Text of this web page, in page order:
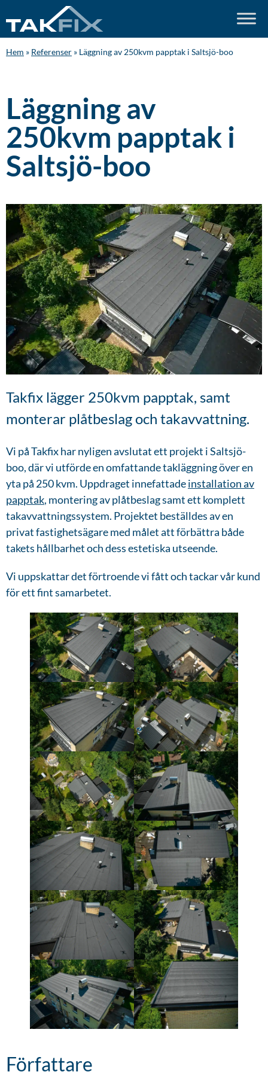
Hem » Referenser » Läggning av 250kvm papptak i Saltsjö-boo
Läggning av
250kvm papptak i
Saltsjö-boo
Takfix lägger 250kvm papptak, samt
monterar plåtbeslag och takavvattning.
Vi på Takfix har nyligen avslutat ett projekt i Saltsjö-
boo, där vi utförde en omfattande takläggning över en
yta på 250 kvm. Uppdraget innefattadeinstallation av
papptak, montering av plåtbeslag samt ett komplett
takavvattningssystem. Projektet beställdes av en
privat fastighetsägare med målet att förbättra både
takets hållbarhet och dess estetiska utseende.
Vi uppskattar det förtroende vi fått och tackar vår kund
för ett fint samarbetet.
Författare